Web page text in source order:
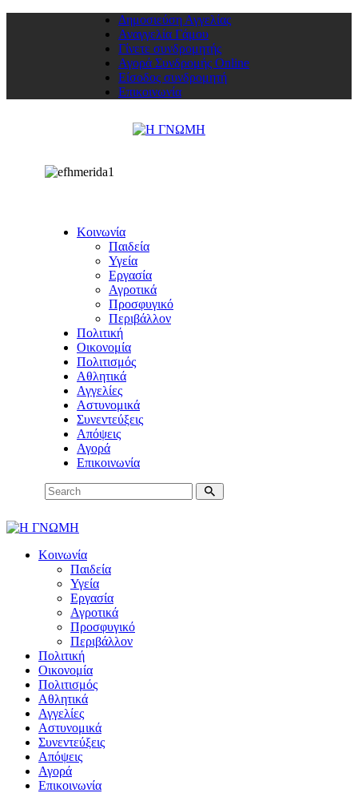
Δημοσιεύση Αγγελίας
Αναγγελία Γάμου
Γίνετε συνδρομητής
Αγορά Συνδρομής Online
Είσοδος συνδρομητή
Επικοινωνία
Κοινωνία
Παιδεία
Υγεία
Εργασία
Αγροτικά
Προσφυγικό
Περιβάλλον
Πολιτική
Οικονομία
Πολιτισμός
Αθλητικά
Αγγελίες
Αστυνομικά
Συνεντεύξεις
Απόψεις
Αγορά
Επικοινωνία
Κοινωνία
Παιδεία
Υγεία
Εργασία
Αγροτικά
Προσφυγικό
Περιβάλλον
Πολιτική
Οικονομία
Πολιτισμός
Αθλητικά
Αγγελίες
Αστυνομικά
Συνεντεύξεις
Απόψεις
Αγορά
Επικοινωνία